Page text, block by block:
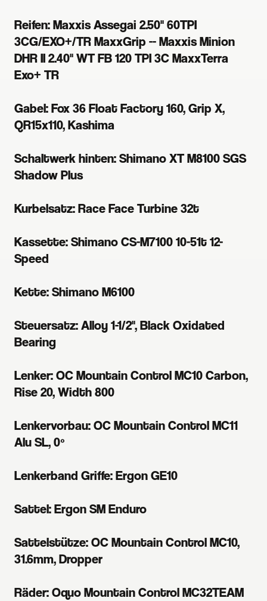
Reifen: Maxxis Assegai 2.50" 60TPI
3CG/EXO+/TR MaxxGrip -- Maxxis Minion
DHR II 2.40" WT FB 120 TPI 3C MaxxTerra
Exo+ TR
Gabel: Fox 36 Float Factory 160, Grip X,
QR15x110, Kashima
Schaltwerk hinten: Shimano XT M8100 SGS
Shadow Plus
Kurbelsatz: Race Face Turbine 32t
Kassette: Shimano CS-M7100 10-51t 12-
Speed
Kette: Shimano M6100
Steuersatz: Alloy 1-1/2", Black Oxidated
Bearing
Lenker: OC Mountain Control MC10 Carbon,
Rise 20, Width 800
Lenkervorbau: OC Mountain Control MC11
Alu SL, 0º
Lenkerband Griffe: Ergon GE10
Sattel: Ergon SM Enduro
Sattelstütze: OC Mountain Control MC10,
31.6mm, Dropper
Räder: Oquo Mountain Control MC32TEAM